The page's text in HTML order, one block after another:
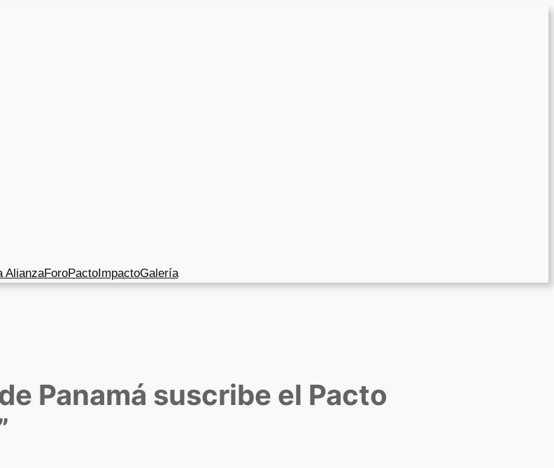
AlianzaForoPactoImpactoGalería
Panamá suscribe el Pacto